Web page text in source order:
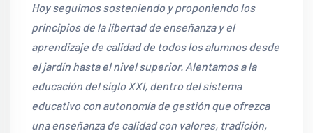
Hoy seguimos sosteniendo y proponiendo los
principios de la libertad de enseñanza y el
aprendizaje de calidad de todos los alumnos desde
el jardín hasta el nivel superior. Alentamos a la
educación del siglo XXI, dentro del sistema
educativo con autonomía de gestión que ofrezca
una enseñanza de calidad con valores, tradición,